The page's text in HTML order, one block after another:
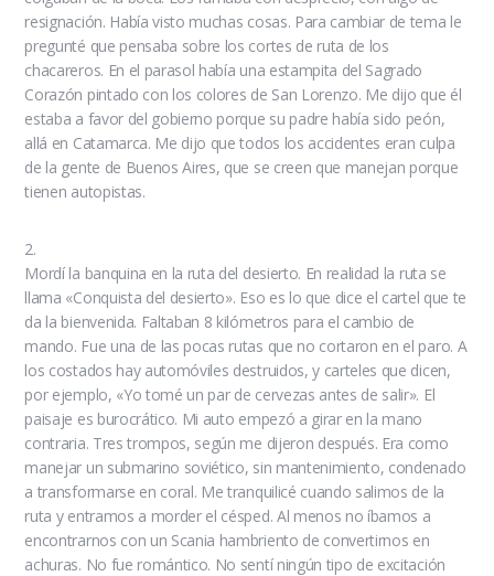
resignación. Había visto muchas cosas. Para cambiar de tema le
pregunté que pensaba sobre los cortes de ruta de los
chacareros. En el parasol había una estampita del Sagrado
Corazón pintado con los colores de San Lorenzo. Me dijo que él
estaba a favor del gobierno porque su padre había sido peón,
allá en Catamarca. Me dijo que todos los accidentes eran culpa
de la gente de Buenos Aires, que se creen que manejan porque
tienen autopistas.
2.
Mordí la banquina en la ruta del desierto. En realidad la ruta se
llama «Conquista del desierto». Eso es lo que dice el cartel que te
da la bienvenida. Faltaban 8 kilómetros para el cambio de
mando. Fue una de las pocas rutas que no cortaron en el paro. A
los costados hay automóviles destruidos, y carteles que dicen,
por ejemplo, «Yo tomé un par de cervezas antes de salir». El
paisaje es burocrático. Mi auto empezó a girar en la mano
contraria. Tres trompos, según me dijeron después. Era como
manejar un submarino soviético, sin mantenimiento, condenado
a transformarse en coral. Me tranquilicé cuando salimos de la
ruta y entramos a morder el césped. Al menos no íbamos a
encontrarnos con un Scania hambriento de convertirnos en
achuras. No fue romántico. No sentí ningún tipo de excitación